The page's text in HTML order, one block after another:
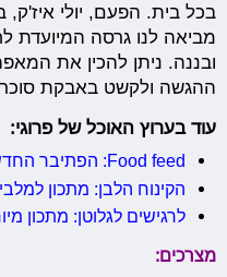
בכל בית. הפעם, יולי
מביאה לנו גרסה המיועדת
ובננה. ניתן להכין את
ההגשה ולקשט באבקת סוכר
עוד בערוץ האוכל של פרוגי:
Food feed: הפתיבר החדש - מבאס או מוצלח?
הקינוח הלבן: מתכון
לרגישים לגלוטן: מתכון
מצרכים: